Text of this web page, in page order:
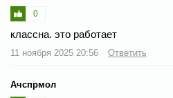
0
классна. это работает
11 ноября 2025 20:56 Ответить
Ачспрмол